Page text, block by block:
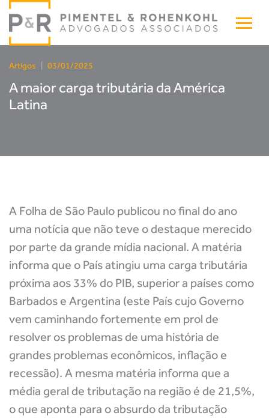
Artigos 03/01/2025
A maior carga tributária da América
Latina
A Folha de São Paulo publicou no final do ano
uma notícia que não teve o destaque merecido
por parte da grande mídia nacional. A matéria
informa que o País atingiu uma carga tributária
próxima aos 33% do PIB, superior a países como
Barbados e Argentina (este País cujo Governo
vem caminhando fortemente em prol de
resolver os problemas de uma história de
grandes problemas econômicos, inflação e
recessão). A mesma matéria informa que a
média geral de tributação na região é de 21,5%,
o que aponta para o absurdo da tributação